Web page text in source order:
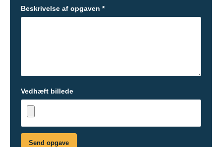
Beskrivelse af opgaven *
Vedhæft billede
Send opgave